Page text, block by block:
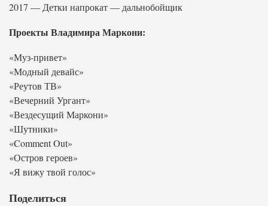
2017 — Детки напрокат — дальнобойщик
Проекты Владимира Маркони:
«Муз-привет»
«Модный девайс»
«Реутов ТВ»
«Вечерний Ургант»
«Вездесущий Маркони»
«Шутники»
«Comment Out»
«Остров героев»
«Я вижу твой голос»
Поделиться